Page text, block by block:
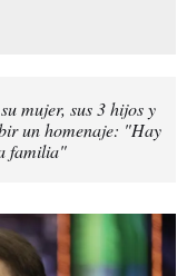
mujer, sus 3 hijos y
un homenaje: "Hay
familia"